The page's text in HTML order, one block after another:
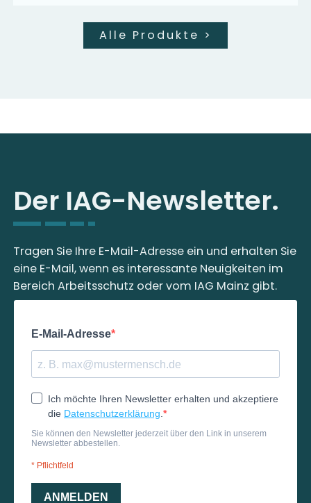
Alle Produkte >
Der IAG-Newsletter.
Tragen Sie Ihre E-Mail-Adresse ein und erhalten Sie
eine E-Mail, wenn es interessante Neuigkeiten im
Bereich Arbeitsschutz oder vom IAG Mainz gibt.